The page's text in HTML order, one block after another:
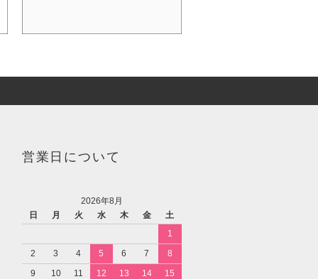
営業日について
2026年8月
日
月 火 水 木 金
土
1
2
3 4 5 6 7
8
9
10 11 12 13 14
15